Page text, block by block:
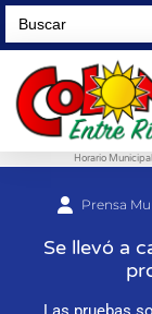
Search
for:
Horario
Prensa
Se llevó a